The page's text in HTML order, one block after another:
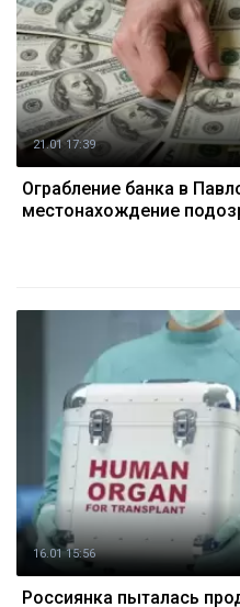
21.01 17:39
Ограбление банка в
местонахождение
16.01 15:56
Россиянка пыталась